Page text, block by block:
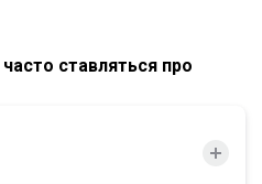
ставляться про